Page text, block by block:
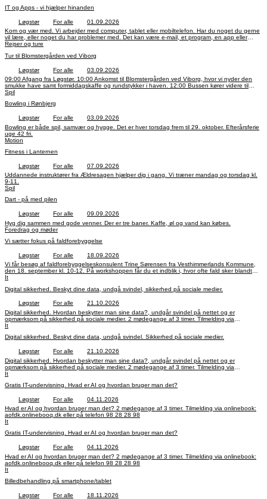
IT og Apps - vi hjælper hinanden
Løgstør For alle
01.09.2026
Kom og vær med. Vi arbejder med computer, tablet eller mobiltelefon. Har du noget du gerne
vil lære, eller noget du har problemer med. Det kan være e-mail, et program, en app eller
andet, så lad os finde ud af det sammen. Vi mødes cirka hver anden tirsdag kl. 14 til 16 frem
det sammen. Prisen er 200 kroner for 8 gange.
Rejser og ture
Tur til Blomstergården ved Viborg
Løgstør For alle
03.09.2026
09:00 Afgang fra Løgstør. 10:00 Ankomst til Blomstergården ved Viborg, hvor vi nyder den
smukke have samt formiddagskaffe og rundstykker i haven. 12:00 Bussen kører videre til
Viborg Miniby, hvor vi får en rundvisning. 13:30 Frokost i Viborg by. 14:30 Gåtur i Viborg
Løgstør.
Spil
Bowling i Rønbjerg
Løgstør For alle
03.09.2026
Bowling er både spil, samvær og hygge. Det er hver torsdag frem til 29. oktober. Efterårsferie
uge 42 fri.
Motion
Fitness i Lanternen
Løgstør For alle
07.09.2026
Uddannede instruktører fra Ældresagen hjælper dig i gang. Vi træner mandag og torsdag kl.
9-11.
Spil
Dart - på med pilen
Løgstør For alle
09.09.2026
Hyg dig sammen med gode venner. Der er tre baner. Kaffe, øl og vand kan købes.
Foredrag og møder
Vi sætter fokus på faldforebyggelse
Løgstør For alle
18.09.2026
Vi får besøg af faldforebyggelseskonsulent Trine Sørensen fra Vesthimmerlands Kommune,
den 18. september kl. 10-12. På workshoppen får du et indblik i, hvor ofte fald sker blandt
seniorer, og hvorfor risikoen stiger med alderen. Du får konkrete råd til, hvad du selv kan gøre
krop - alle kan være med og øvelserne laves stående ved en stol. Tilmelding til Mie
It
Digital sikkerhed. Beskyt dine data, undgå svindel, sikkerhed på sociale medier.
Løgstør For alle
21.10.2026
Digital sikkerhed. Hvordan beskytter man sine data?, undgår svindel på nettet og er
opmærksom på sikkerhed på sociale medier. 2 mødegange af 3 timer. Tilmelding via
onlinebook: aofdk.onlinebooq.dk eller på telefon 98 28 28 98
It
Digital sikkerhed. Beskyt dine data, undgå svindel. Sikkerhed på sociale medier.
Løgstør For alle
21.10.2026
Digital sikkerhed. Hvordan beskytter man sine data?, undgår svindel på nettet og er
opmærksom på sikkerhed på sociale medier. 2 mødegange af 3 timer. Tilmelding via
onlinebook: aofdk.onlinebooq.dk eller på telefon 98 28 28 98
It
Gratis IT-undervisning. Hvad er AI og hvordan bruger man det?
Løgstør For alle
04.11.2026
Hvad er AI og hvordan bruger man det? 2 mødegange af 3 timer. Tilmelding via onlinebook:
aofdk.onlinebooq.dk eller på telefon 98 28 28 98
It
Gratis IT-undervisning. Hvad er AI og hvordan bruger man det?
Løgstør For alle
04.11.2026
Hvad er AI og hvordan bruger man det? 2 mødegange af 3 timer. Tilmelding via onlinebook:
aofdk.onlinebooq.dk eller på telefon 98 28 28 98
It
Billedbehandling på smartphone/tablet
Løgstør For alle 18.11.2026